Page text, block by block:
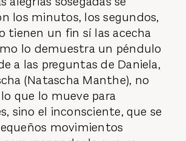
los minutos, los segundos,
tienen un fin sí las acecha
lo demuestra un péndulo
a las preguntas de Daniela,
(Natascha Manthe), no
que lo mueve para
sino el inconsciente, que se
movimientos